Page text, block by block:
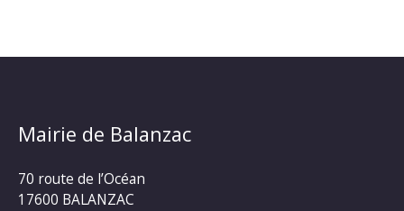
Mairie de Balanzac
70 route de l’Océan
17600 BALANZAC